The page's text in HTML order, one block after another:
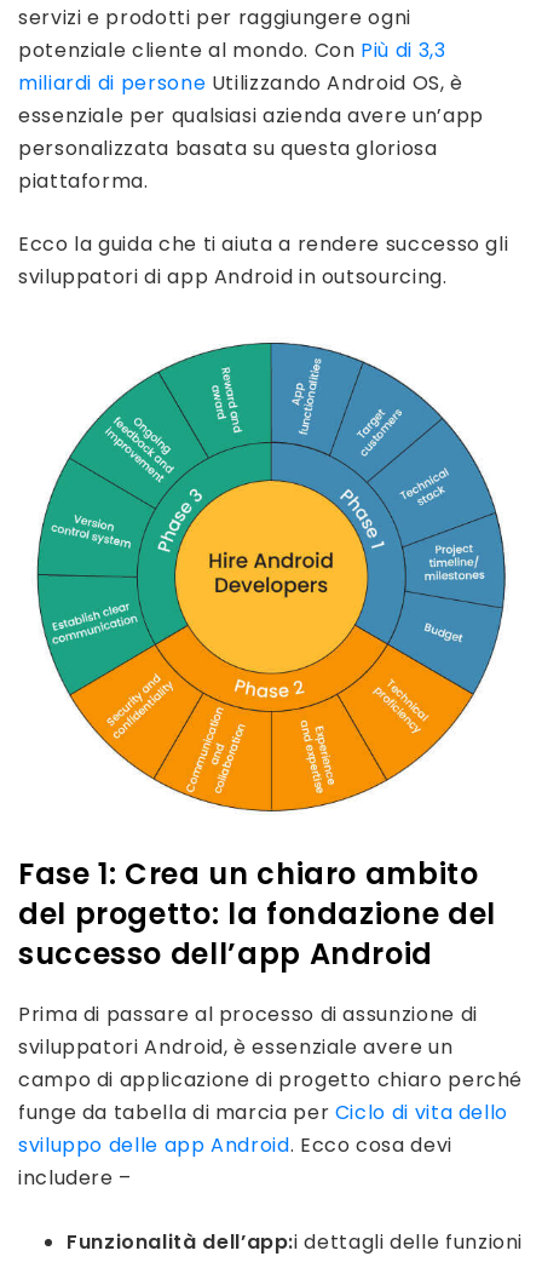
servizi e prodotti per raggiungere ogni
potenziale cliente al mondo. Con Più di 3,3
miliardi di persone Utilizzando Android OS, è
essenziale per qualsiasi azienda avere un’app
personalizzata basata su questa gloriosa
piattaforma.
Ecco la guida che ti aiuta a rendere successo gli
sviluppatori di app Android in outsourcing.
Fase 1: Crea un chiaro ambito
del progetto: la fondazione del
successo dell’app Android
Prima di passare al processo di assunzione di
sviluppatori Android, è essenziale avere un
campo di applicazione di progetto chiaro perché
funge da tabella di marcia per Ciclo di vita dello
sviluppo delle app Android. Ecco cosa devi
includere –
Funzionalità dell’app:i dettagli delle funzioni